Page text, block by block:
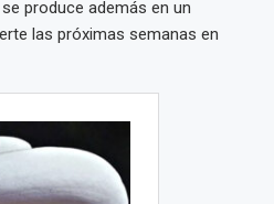
produce además en un
las próximas semanas en